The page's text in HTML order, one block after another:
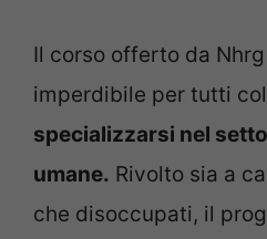
Il corso offerto da
imperdibile per tutti
specializzarsi nel
umane. Rivolto sia a
che disoccupati, il